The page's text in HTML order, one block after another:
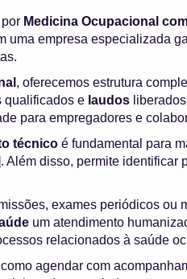
Medicina Ocupacional
uma empresa especializada
, oferecemos estrutura
qualificados e laudos
para empregadores e
técnico é fundamental para
. Além disso, permite identificar
exames periódicos ou
um atendimento
relacionados à saúde
agendar com